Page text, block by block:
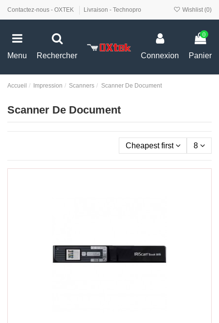
Contactez-nous - OXTEK Livraison - Technopro Wishlist (0)
Menu Rechercher Connexion
0
Panier
Accueil Impression Scanners Scanner De Document
Scanner De Document
Cheapest first 8